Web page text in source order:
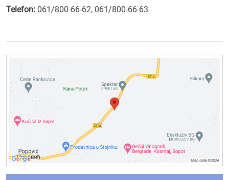
Telefon: 061/800-66-62, 061/800-66-63